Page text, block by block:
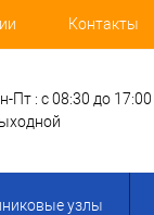
Контакты
Пт : с 08:30 до 17:00
узлы